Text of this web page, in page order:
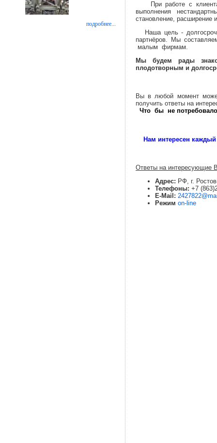
подробнее...
При работе с
выполнения
становление, расширение
Наша цель -
партнёров.
Мы
малым фирмам.
Мы будем рады
плодотворным и
Вы в любой момент
получить ответы на
Что бы не
Нам интересен
Ответы на интересующие
Адрес: РФ, г.
Телефоны: +7
E-Mail:
Режим on-line